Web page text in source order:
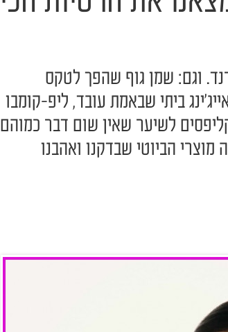
וגם: שמן גוף שהפך לטקס
ביתי שבאמת עובד, ליפ-קומבו
לשיער שאין שום דבר כמוהם
הביוטי שבדקנו ואהבנו